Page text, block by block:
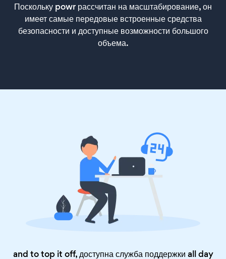
Поскольку powr рассчитан на масштабирование, он
имеет самые передовые встроенные средства
безопасности и доступные возможности большого
объема.
and to top it off, доступна служба поддержки all day